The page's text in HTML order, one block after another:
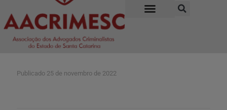
Publicado 25 de novembro de 2022